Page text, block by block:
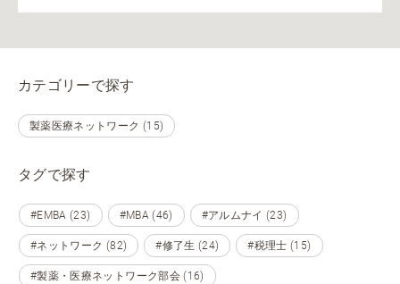
カテゴリーで探す
製薬医療ネットワーク (15)
タグで探す
#EMBA (23) #MBA (46) #アルムナイ (23)
#ネットワーク (82) #修了生 (24) #税理士 (15)
#製薬・医療ネットワーク部会 (16)